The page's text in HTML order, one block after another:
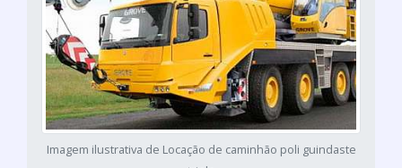
Imagem ilustrativa de Locação de caminhão poli guindaste